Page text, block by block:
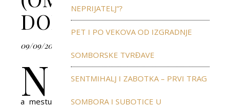
DOM
09/09/2018
N
a mestu
NEPRIJATELJ“?
PET I PO VEKOVA OD IZGRADNJE
SOMBORSKE TVRĐAVE
SENTMIHALJ I ZABOTKA – PRVI TRAG
SOMBORA I SUBOTICE U